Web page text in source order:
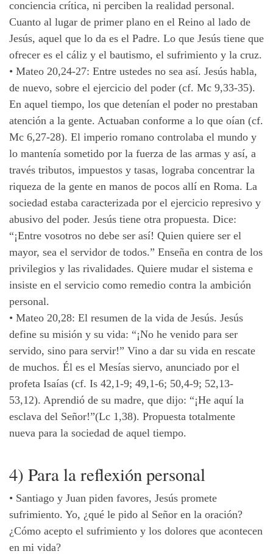
conciencia crítica, ni perciben la realidad personal.
Cuanto al lugar de primer plano en el Reino al lado de
Jesús, aquel que lo da es el Padre. Lo que Jesús tiene que
ofrecer es el cáliz y el bautismo, el sufrimiento y la cruz.
• Mateo 20,24-27: Entre ustedes no sea así. Jesús habla,
de nuevo, sobre el ejercicio del poder (cf. Mc 9,33-35).
En aquel tiempo, los que detenían el poder no prestaban
atención a la gente. Actuaban conforme a lo que oían (cf.
Mc 6,27-28). El imperio romano controlaba el mundo y
lo mantenía sometido por la fuerza de las armas y así, a
través tributos, impuestos y tasas, lograba concentrar la
riqueza de la gente en manos de pocos allí en Roma. La
sociedad estaba caracterizada por el ejercicio represivo y
abusivo del poder. Jesús tiene otra propuesta. Dice:
“¡Entre vosotros no debe ser así! Quien quiere ser el
mayor, sea el servidor de todos.” Enseña en contra de los
privilegios y las rivalidades. Quiere mudar el sistema e
insiste en el servicio como remedio contra la ambición
personal.
• Mateo 20,28: El resumen de la vida de Jesús. Jesús
define su misión y su vida: “¡No he venido para ser
servido, sino para servir!” Vino a dar su vida en rescate
de muchos. Él es el Mesías siervo, anunciado por el
profeta Isaías (cf. Is 42,1-9; 49,1-6; 50,4-9; 52,13-
53,12). Aprendió de su madre, que dijo: “¡He aquí la
esclava del Señor!”(Lc 1,38). Propuesta totalmente
nueva para la sociedad de aquel tiempo.
4) Para la reflexión personal
• Santiago y Juan piden favores, Jesús promete
sufrimiento. Yo, ¿qué le pido al Señor en la oración?
¿Cómo acepto el sufrimiento y los dolores que acontecen
en mi vida?